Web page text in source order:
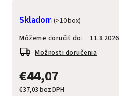
€44,07
€37,03 bez DPH
Skladom (>10 box)
Môžeme doručiť do:
11.8.2026
Možnosti doručenia